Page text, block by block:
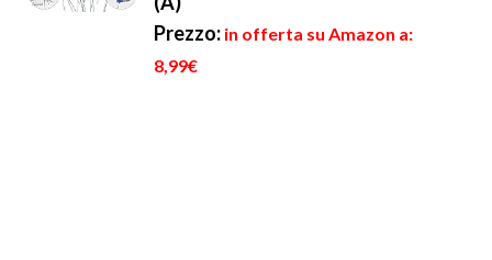
Prezzo: in offerta su Amazon a:
8,99€